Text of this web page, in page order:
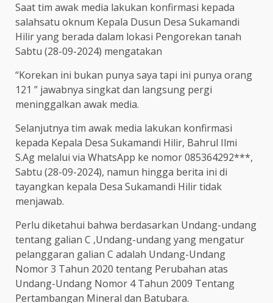
Saat tim awak media lakukan konfirmasi kepada
salahsatu oknum Kepala Dusun Desa Sukamandi
Hilir yang berada dalam lokasi Pengorekan tanah
Sabtu (28-09-2024) mengatakan
“Korekan ini bukan punya saya tapi ini punya orang
121 ” jawabnya singkat dan langsung pergi
meninggalkan awak media.
Selanjutnya tim awak media lakukan konfirmasi
kepada Kepala Desa Sukamandi Hilir, Bahrul Ilmi
S.Ag melalui via WhatsApp ke nomor 085364292***,
Sabtu (28-09-2024), namun hingga berita ini di
tayangkan kepala Desa Sukamandi Hilir tidak
menjawab.
Perlu diketahui bahwa berdasarkan Undang-undang
tentang galian C ,Undang-undang yang mengatur
pelanggaran galian C adalah Undang-Undang
Nomor 3 Tahun 2020 tentang Perubahan atas
Undang-Undang Nomor 4 Tahun 2009 Tentang
Pertambangan Mineral dan Batubara.